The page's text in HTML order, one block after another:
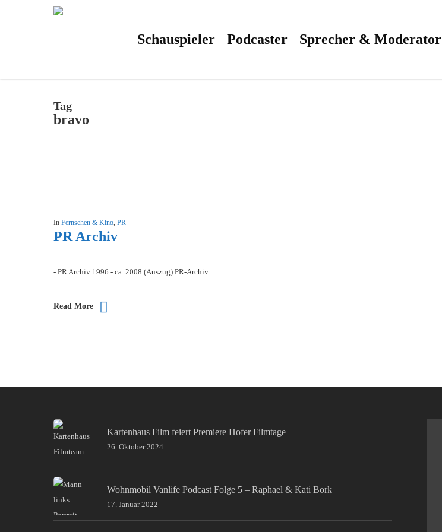
Schauspieler Podcaster Sprecher & Moderator
Tag
bravo
In Fernsehen & Kino, PR
PR Archiv
- PR Archiv 1996 - ca. 2008 (Auszug) PR-Archiv
Read More
Kartenhaus Film feiert Premiere Hofer Filmtage
26. Oktober 2024
Wohnmobil Vanlife Podcast Folge 5 – Raphael & Kati Bork
17. Januar 2022